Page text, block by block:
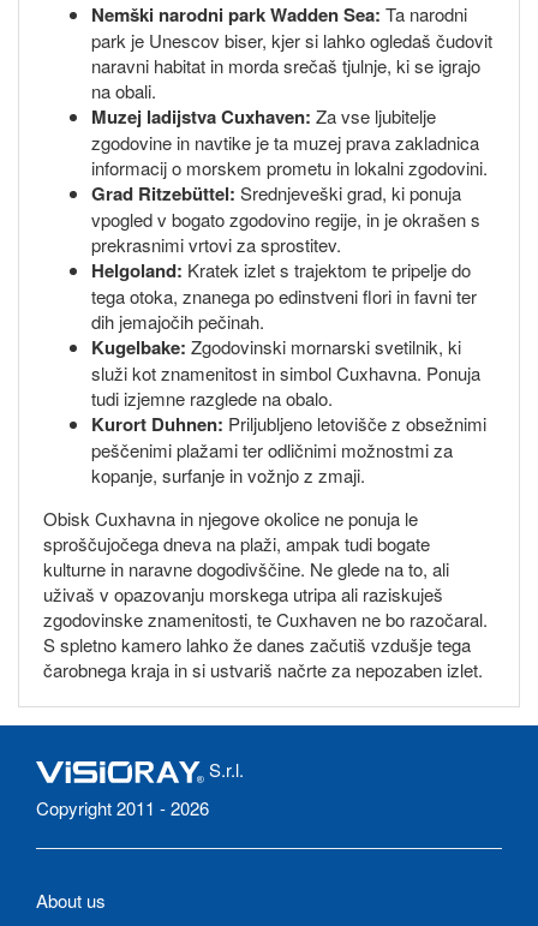
Nemški narodni park Wadden Sea: Ta narodni
park je Unescov biser, kjer si lahko ogledaš čudovit
naravni habitat in morda srečaš tjulnje, ki se igrajo
na obali.
Muzej ladijstva Cuxhaven: Za vse ljubitelje
zgodovine in navtike je ta muzej prava zakladnica
informacij o morskem prometu in lokalni zgodovini.
Grad Ritzebüttel: Srednjeveški grad, ki ponuja
vpogled v bogato zgodovino regije, in je okrašen s
prekrasnimi vrtovi za sprostitev.
Helgoland: Kratek izlet s trajektom te pripelje do
tega otoka, znanega po edinstveni flori in favni ter
dih jemajočih pečinah.
Kugelbake: Zgodovinski mornarski svetilnik, ki
služi kot znamenitost in simbol Cuxhavna. Ponuja
tudi izjemne razglede na obalo.
Kurort Duhnen: Priljubljeno letovišče z obsežnimi
peščenimi plažami ter odličnimi možnostmi za
kopanje, surfanje in vožnjo z zmaji.
Obisk Cuxhavna in njegove okolice ne ponuja le
sproščujočega dneva na plaži, ampak tudi bogate
kulturne in naravne dogodivščine. Ne glede na to, ali
uživaš v opazovanju morskega utripa ali raziskuješ
zgodovinske znamenitosti, te Cuxhaven ne bo razočaral.
S spletno kamero lahko že danes začutiš vzdušje tega
čarobnega kraja in si ustvariš načrte za nepozaben izlet.
S.r.l.
Copyright 2011 - 2026
About us